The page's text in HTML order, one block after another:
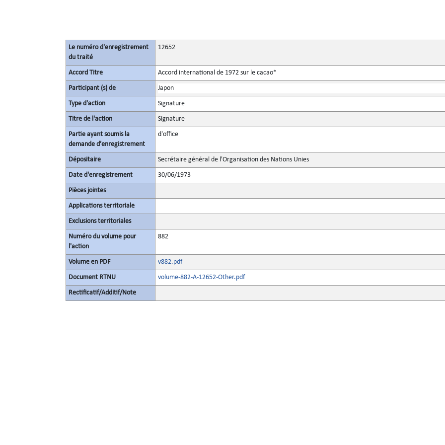
Le numéro d'enregistrement
du traité
12652
Accord Titre Accord international de 1972 sur le cacao*
Participant (s) de Japon
Type d'action Signature
Titre de l'action Signature
Partie ayant soumis la
demande d’enregistrement
d'office
Dépositaire Secrétaire général de l'Organisation des Nations Unies
Date d'enregistrement 30/06/1973
Pièces jointes
Applications territoriale
Exclusions territoriales
Numéro du volume pour
l'action
882
Volume en PDF v882.pdf
Document RTNU volume-882-A-12652-Other.pdf
Rectificatif/Additif/Note